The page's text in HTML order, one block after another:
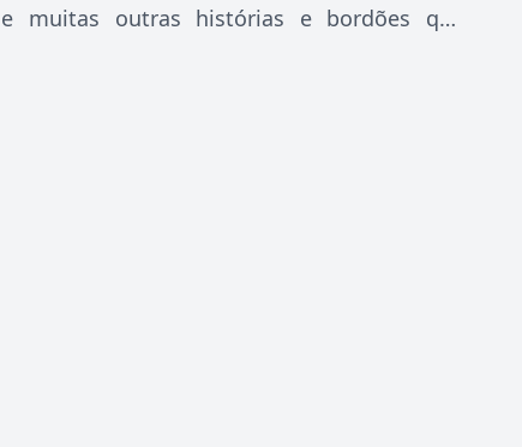
e muitas outras histórias e bordões que